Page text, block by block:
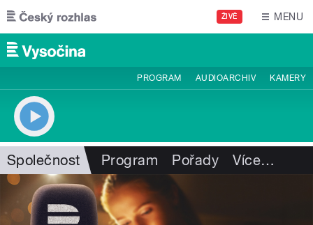
Přejít k hlavnímu obsahu
ŽIVĚ MENU
PROGRAM AUDIOARCHIV KAMERY
Společnost Program Pořady Více…